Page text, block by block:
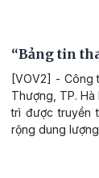
“Bảng tin
[VOV2] - Công
Thượng, TP.
trì được truyền
rộng dung